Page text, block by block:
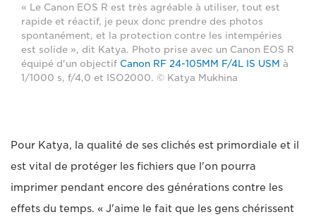
« Le Canon EOS R est très agréable à utiliser, tout est
rapide et réactif, je peux donc prendre des photos
spontanément, et la protection contre les intempéries
est solide », dit Katya. Photo prise avec un Canon EOS R
équipé d'un objectif Canon RF 24-105MM F/4L IS USM à
1/1000 s, f/4,0 et ISO2000. © Katya Mukhina
Pour Katya, la qualité de ses clichés est primordiale et il
est vital de protéger les fichiers que l'on pourra
imprimer pendant encore des générations contre les
effets du temps. « J'aime le fait que les gens chérissent